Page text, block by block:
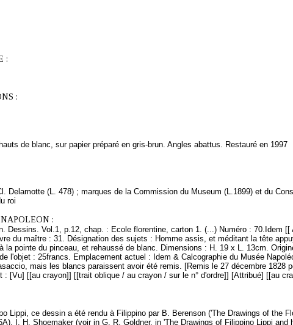
:
:
de blanc, sur papier préparé en gris-brun. Angles abattus. Restauré en 1997
Delamotte (L. 478) ; marques de la Commission du Museum (L.1899) et du
roi
:
Dessins. Vol.1, p.12, chap. : Ecole florentine, carton 1. (...) Numéro : 70.Idem [[
du maître : 31. Désignation des sujets : Homme assis, et méditant la tête
la pointe du pinceau, et rehaussé de blanc. Dimensions : H. 19 x L. 13cm.
l'objet : 25francs. Emplacement actuel : Idem & Calcographie du Musée
mais les blancs paraissent avoir été remis. [Remis le 27 décembre 1828
: [Vu] [[au crayon]] [[trait oblique / au crayon / sur le n° d'ordre]] [Attribué] [[au
Lippi, ce dessin a été rendu à Filippino par B. Berenson ('The Drawings of the
I. H. Shoemaker (voir in G. R. Goldner, in 'The Drawings of Filippino Lippi and